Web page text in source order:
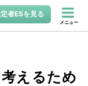
者ESを見る
メニュー
えるため